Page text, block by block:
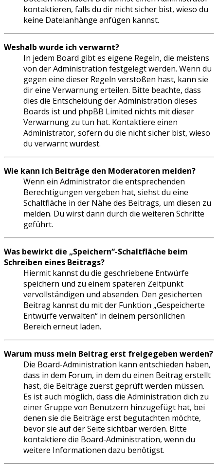
kontaktieren, falls du dir nicht sicher bist, wieso du
keine Dateianhänge anfügen kannst.
Weshalb wurde ich verwarnt?
In jedem Board gibt es eigene Regeln, die meistens
von der Administration festgelegt werden. Wenn du
gegen eine dieser Regeln verstoßen hast, kann sie
dir eine Verwarnung erteilen. Bitte beachte, dass
dies die Entscheidung der Administration dieses
Boards ist und phpBB Limited nichts mit dieser
Verwarnung zu tun hat. Kontaktiere einen
Administrator, sofern du die nicht sicher bist, wieso
du verwarnt wurdest.
Wie kann ich Beiträge den Moderatoren melden?
Wenn ein Administrator die entsprechenden
Berechtigungen vergeben hat, siehst du eine
Schaltfläche in der Nähe des Beitrags, um diesen zu
melden. Du wirst dann durch die weiteren Schritte
geführt.
Was bewirkt die „Speichern“-Schaltfläche beim
Schreiben eines Beitrags?
Hiermit kannst du die geschriebene Entwürfe
speichern und zu einem späteren Zeitpunkt
vervollständigen und absenden. Den gesicherten
Beitrag kannst du mit der Funktion „Gespeicherte
Entwürfe verwalten“ in deinem persönlichen
Bereich erneut laden.
Warum muss mein Beitrag erst freigegeben werden?
Die Board-Administration kann entschieden haben,
dass in dem Forum, in dem du einen Beitrag erstellt
hast, die Beiträge zuerst geprüft werden müssen.
Es ist auch möglich, dass die Administration dich zu
einer Gruppe von Benutzern hinzugefügt hat, bei
denen sie die Beiträge erst begutachten möchte,
bevor sie auf der Seite sichtbar werden. Bitte
kontaktiere die Board-Administration, wenn du
weitere Informationen dazu benötigst.